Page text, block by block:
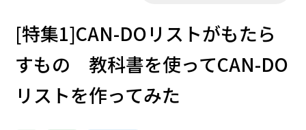
[特集1]CAN-DOリストがもたら
すもの 教科書を使ってCAN-DO
リストを作ってみた